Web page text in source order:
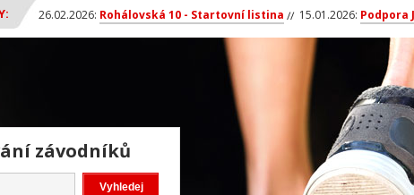
26.02.2026: Rohálovská 10 - Startovní listina 15.01.2026: Podpora
závodníků